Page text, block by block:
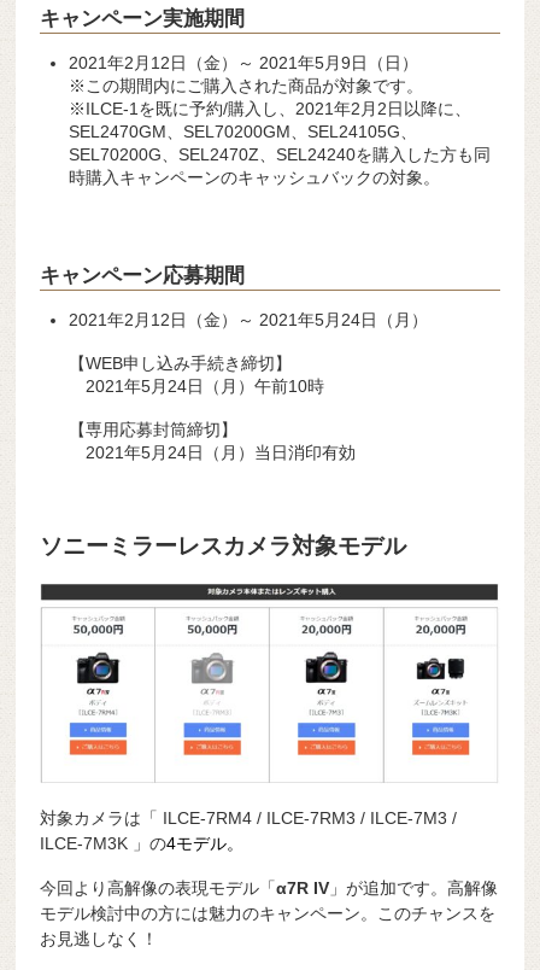
キャンペーン実施期間
2021年2月12日（金）～ 2021年5月9日（日）
※この期間内にご購入された商品が対象です。
※ILCE-1を既に予約/購入し、2021年2月2日以降に、
SEL2470GM、SEL70200GM、SEL24105G、
SEL70200G、SEL2470Z、SEL24240を購入した方も同
時購入キャンペーンのキャッシュバックの対象。
キャンペーン応募期間
2021年2月12日（金）～ 2021年5月24日（月）
【WEB申し込み手続き締切】
2021年5月24日（月）午前10時
【専用応募封筒締切】
2021年5月24日（月）当日消印有効
ソニーミラーレスカメラ対象モデル
対象カメラは「 ILCE-7RM4 / ILCE-7RM3 / ILCE-7M3 /
ILCE-7M3K 」の4モデル。
今回より高解像の表現モデル「α7R IV 」が追加です。高解像
モデル検討中の方には魅力のキャンペーン。このチャンスを
お見逃しなく！